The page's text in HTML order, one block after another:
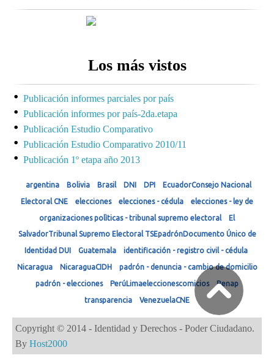
Los más vistos
Publicación informes parciales por país
Publicación informes por país-2da.etapa
Publicación Estudio Comparativo
Publicación Estudio Comparativo 2010/11
Publicación 1º etapa año 2013
argentina Bolivia Brasil DNI DPI EcuadorConsejo Nacional
Electoral CNE elecciones elecciones - cédula elecciones - ley de
organizaciones polìticas - tribunal supremo electoral
El
SalvadorTribunal Supremo Electoral TSEpadrónDocumento Único de
Identidad DUI Guatemala identificación - registro civil - cédula
Nicaragua NicaraguaCIDH padrón - denuncia - cambio de domicilio
padrón - elecciones PerúLimaeleccionescomicios Renap
transparencia VenezuelaCNE
Copyright © 2014 - Identidad y Derechos - Poder Ciudadano.
By Host2000